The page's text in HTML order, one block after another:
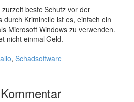
beste Schutz vor der
durch Kriminelle ist es, einfach ein
Microsoft Windows zu verwenden.
nicht einmal Geld.
, Schadsoftware